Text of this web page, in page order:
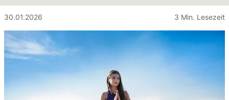
30.01.2026 3 Min. Lesezeit